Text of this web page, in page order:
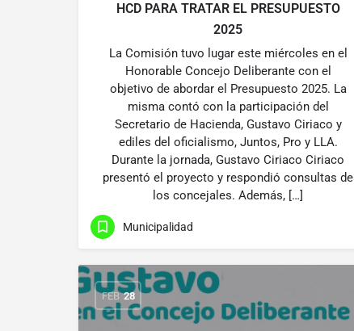
HCD PARA TRATAR EL PRESUPUESTO
2025
La Comisión tuvo lugar este miércoles en el
Honorable Concejo Deliberante con el
objetivo de abordar el Presupuesto 2025. La
misma contó con la participación del
Secretario de Hacienda, Gustavo Ciriaco y
ediles del oficialismo, Juntos, Pro y LLA.
Durante la jornada, Gustavo Ciriaco Ciriaco
presentó el proyecto y respondió consultas de
los concejales. Además, […]
Municipalidad
FEB 28